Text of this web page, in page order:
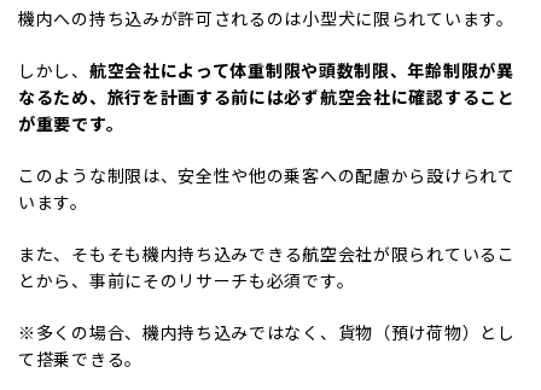
機内への持ち込みが許可されるのは小型犬に限られています。
しかし、 航空会社によって体重制限や頭数制限、年齢制限が異
なるため、旅行を計画する前には必ず航空会社に確認すること
が重要です。
このような制限は、安全性や他の乗客への配慮から設けられて
います。
また、 そもそも機内持ち込みできる航空会社が限られているこ
とから、事前にそのリサーチも必須です。
※多くの場合、機内持ち込みではなく、貨物（預け荷物）とし
て搭乗できる。